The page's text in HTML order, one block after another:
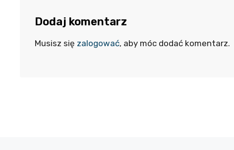
Dodaj komentarz
Musisz się zalogować, aby móc dodać komentarz.